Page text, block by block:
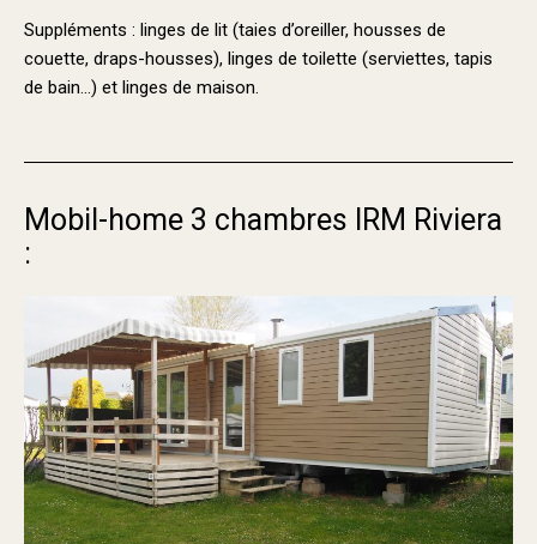
Suppléments : linges de lit (taies d’oreiller, housses de
couette, draps-housses), linges de toilette (serviettes, tapis
de bain…) et linges de maison.
Mobil-home 3 chambres IRM Riviera
: